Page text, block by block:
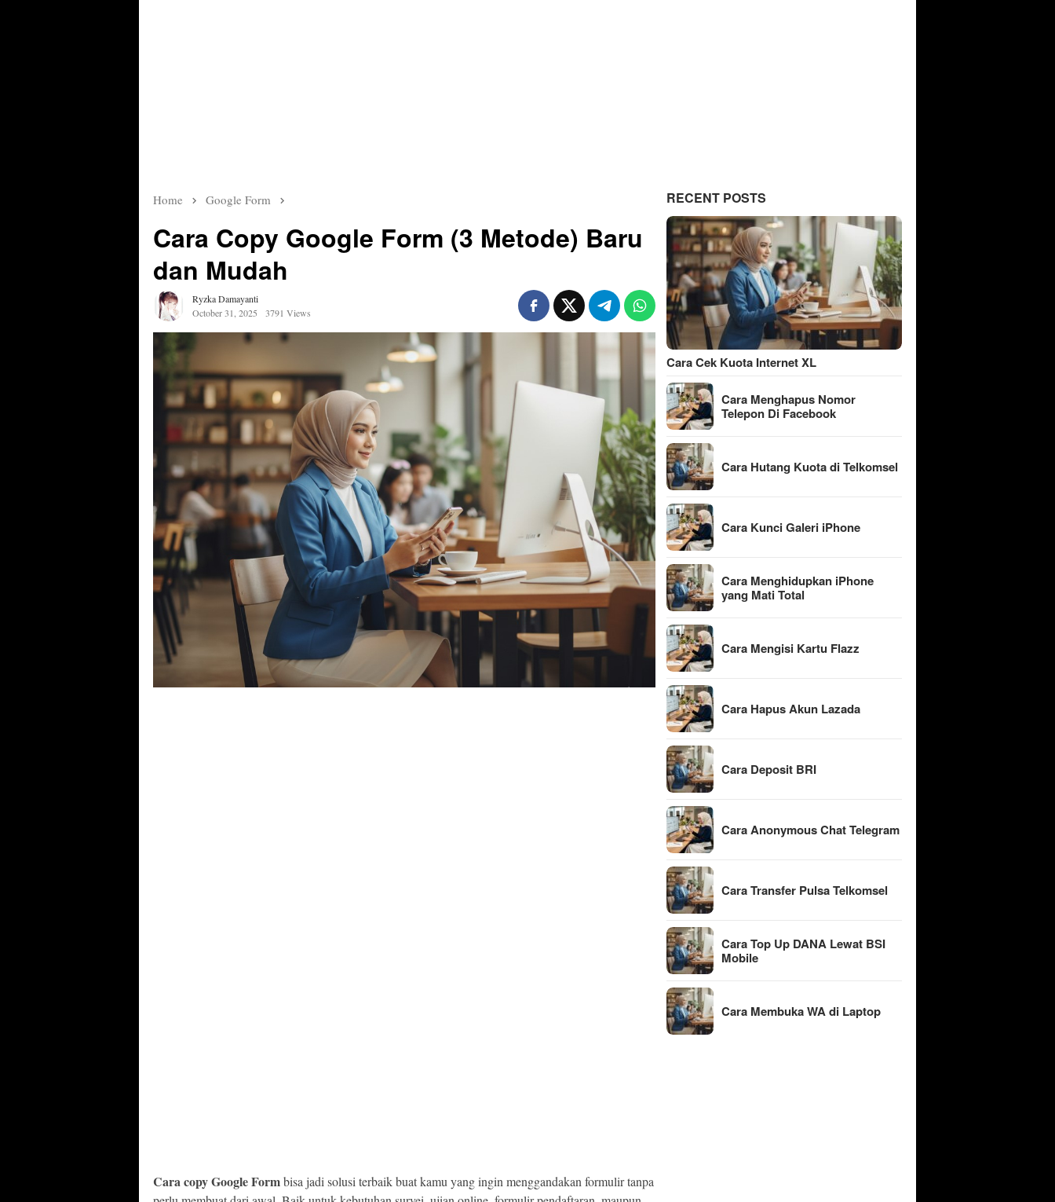
Home Google Form
Cara Copy Google Form (3 Metode) Baru
dan Mudah
Ryzka Damayanti
October 31, 2025
3791 Views
Cara copy Google Formbisa jadi solusi terbaik buat kamu yang ingin menggandakan formulir tanpa
RECENT POSTS
Cara Cek Kuota Internet XL
Cara Menghapus Nomor
Telepon Di Facebook
Cara Hutang Kuota di Telkomsel
Cara Kunci Galeri iPhone
Cara Menghidupkan iPhone
yang Mati Total
Cara Mengisi Kartu Flazz
Cara Hapus Akun Lazada
Cara Deposit BRI
Cara Anonymous Chat Telegram
Cara Transfer Pulsa Telkomsel
Cara Top Up DANA Lewat BSI
Mobile
Cara Membuka WA di Laptop